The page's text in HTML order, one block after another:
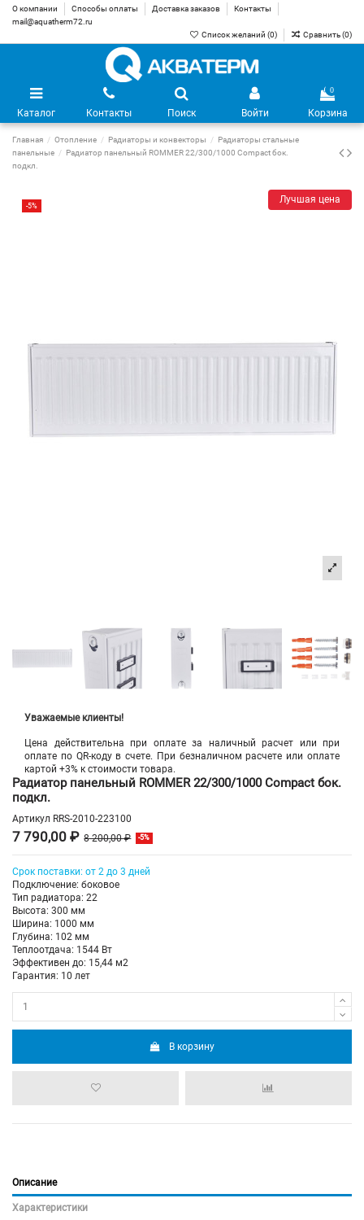
О компании Способы оплаты Доставка заказов
Контакты
mail@aquatherm72.ru
Список желаний (0) Сравнить (0)
Каталог Контакты Поиск Войти
0
Корзина
Главная Отопление Радиаторы и конвекторы
Радиаторы стальные
панельные
Радиатор панельный ROMMER 22/300/1000 Compact бок.
подкл.
-5%
Лучшая цена
Уважаемые клиенты!
Цена действительна при оплате за наличный расчет или при
оплате по QR-коду в счете. При безналичном расчете или оплате
картой +3% к стоимости товара.
Радиатор панельный ROMMER 22/300/1000 Compact бок.
подкл.
Артикул RRS-2010-223100
7 790,00 ₽ 8 200,00 ₽ -5%
Срок поставки: от 2 до 3 дней
Подключение: боковое
Тип радиатора: 22
Высота: 300 мм
Ширина: 1000 мм
Глубина: 102 мм
Теплоотдача: 1544 Вт
Эффективен до: 15,44 м2
Гарантия: 10 лет
В корзину
Описание
Характеристики